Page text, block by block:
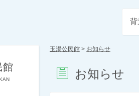
館
背
玉湯公民館 > お知らせ
お知らせ